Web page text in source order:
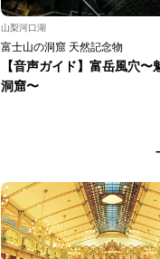
山梨河口湖
富士山の洞窟 天然記念物
【音声ガイド】富岳風穴〜
洞窟〜